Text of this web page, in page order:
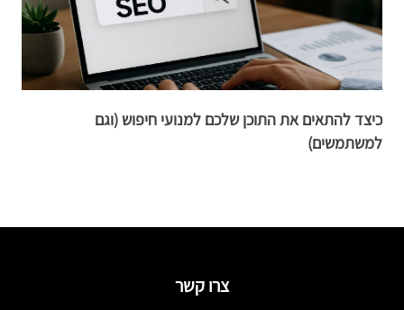
כיצד להתאים את התוכן שלכם למנועי חיפוש (וגם
למשתמשים)
צרו קשר